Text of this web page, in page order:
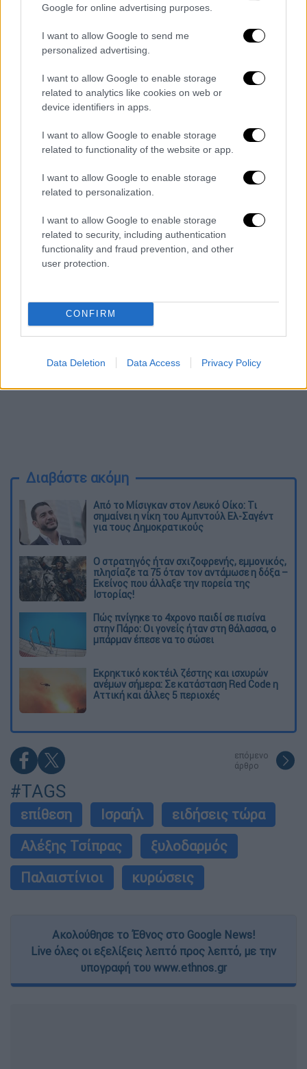
Google for online advertising purposes.
I want to allow Google to send me
personalized advertising.
I want to allow Google to enable storage
related to analytics like cookies on web or
device identifiers in apps.
I want to allow Google to enable storage
related to functionality of the website or app.
I want to allow Google to enable storage
related to personalization.
I want to allow Google to enable storage
related to security, including authentication
functionality and fraud prevention, and other
user protection.
CONFIRM
Data Deletion Data Access Privacy Policy
Διαβάστε ακόμη
Από το Μίσιγκαν στον Λευκό Οίκο: Τι
σημαίνει η νίκη του Αμπντούλ Ελ-Σαγέντ
για τους Δημοκρατικούς
O στρατηγός ήταν σχιζοφρενής, εμμονικός,
πλησίαζε τα 75 όταν τον αντάμωσε η δόξα –
Εκείνος που άλλαξε την πορεία της
Ιστορίας!
Πώς πνίγηκε το 4χρονο παιδί σε πισίνα
στην Πάρο: Οι γονείς ήταν στη θάλασσα, ο
μπάρμαν έπεσε να το σώσει
Εκρηκτικό κοκτέιλ ζέστης και ισχυρών
ανέμων σήμερα: Σε κατάσταση Red Code η
Αττική και άλλες 5 περιοχές
επόμενο
άρθρο
#TAGS
επίθεση Ισραήλ
ειδήσεις τώρα
Αλέξης Τσίπρας
ξυλοδαρμός
Παλαιστίνιοι
κυρώσεις
Ακολούθησε το Έθνος στο Google News!
Live όλες οι εξελίξεις λεπτό προς λεπτό, με την
υπογραφή του www.ethnos.gr